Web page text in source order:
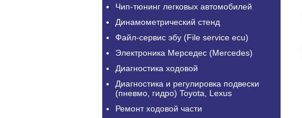
Чип-тюнинг легковых автомобилей
Динамометрический стенд
Файл-сервис эбу (File service ecu)
Электроника Мерседес (Mercedes)
Диагностика ходовой
Диагностика и регулировка подвески
(пневмо, гидро) Toyota, Lexus
Ремонт ходовой части